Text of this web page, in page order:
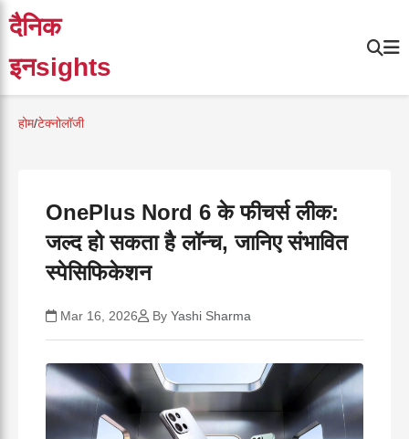
दैनिक
इनsights
होम/टेक्नोलॉजी
OnePlus Nord 6 के फीचर्स लीक:
जल्द हो सकता है लॉन्च, जानिए संभावित
स्पेसिफिकेशन
Mar 16, 2026 By Yashi Sharma